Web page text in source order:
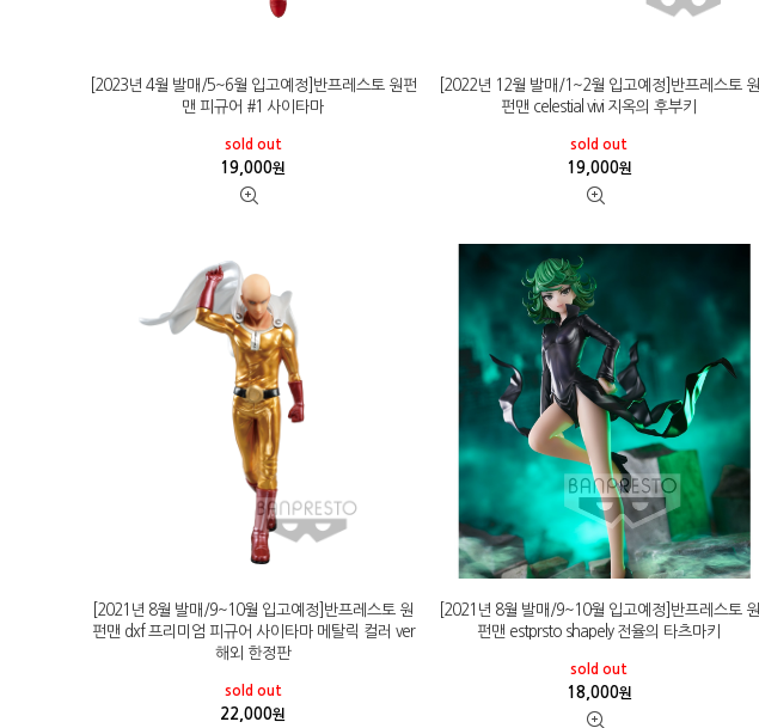
[2023년 4월 발매/5~6월 입고예정]반프레스토 원펀
맨 피규어 #1 사이타마
sold out
19,000원
[2022년 12월 발매/1~2월 입고예정]반프레스토 원
펀맨 celestial vivi 지옥의 후부키
sold out
19,000원
[2021년 8월 발매/9~10월 입고예정]반프레스토 원
펀맨 dxf 프리미엄 피규어 사이타마 메탈릭 컬러 ver
해외 한정판
sold out
22,000원
[2021년 8월 발매/9~10월 입고예정]반프레스토 원
펀맨 estprsto shapely 전율의 타츠마키
sold out
18,000원